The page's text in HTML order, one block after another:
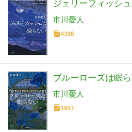
ジェリーフィッシ
市川憂人
4396
ブルーローズは眠
市川憂人
1957